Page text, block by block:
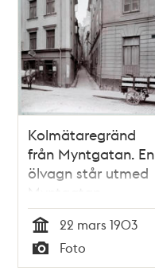
Kolmätaregränd
från Myntgatan. En
ölvagn står utmed
Myntgatan
Tid
22 mars 1903
Typ
Foto